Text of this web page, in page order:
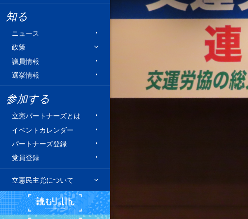
知る
ニュース
政策
議員情報
選挙情報
参加する
立憲パートナーズとは
イベントカレンダー
パートナーズ登録
党員登録
立憲民主党について